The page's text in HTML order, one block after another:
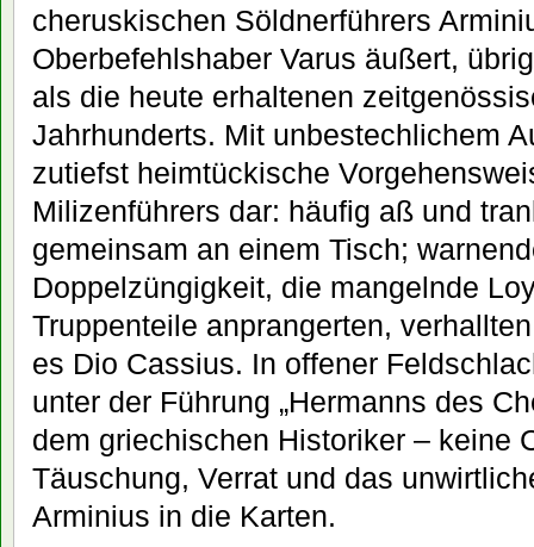
cheruskischen Söldnerführers
Oberbefehlshaber Varus äußert,
als die heute erhaltenen
Jahrhunderts. Mit unbestechlichem
zutiefst heimtückische
Milizenführers dar: häufig aß und
gemeinsam an einem Tisch;
Doppelzüngigkeit, die mangelnde
Truppenteile anprangerten,
es Dio Cassius. In offener
unter der Führung „Hermanns des
dem griechischen Historiker – keine
Täuschung, Verrat und das
Arminius in die Karten.